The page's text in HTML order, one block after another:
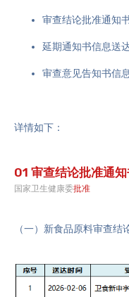
审查结论批准通知
延期通知书信息送
审查意见告知书信
详情如下：
01 审查结论批准通
国家卫生健康委批准
（一） 新食品原料审查结